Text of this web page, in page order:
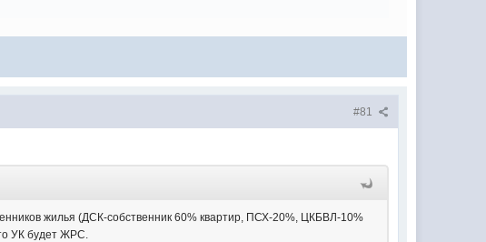
#81
жилья (ДСК-собственник 60% квартир, ПСХ-20%, ЦКБВЛ-10%
УК будет ЖРС.